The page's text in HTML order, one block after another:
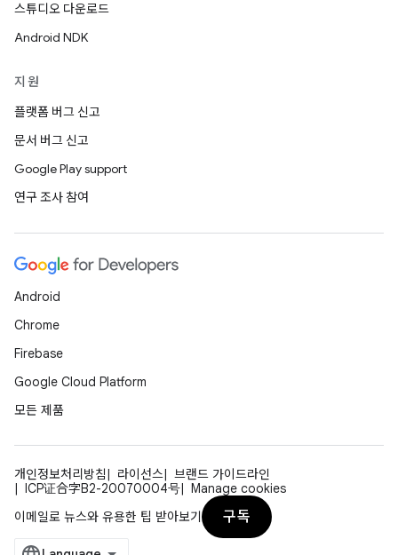
스튜디오 다운로드
Android NDK
지원
플랫폼 버그 신고
문서 버그 신고
Google Play support
연구 조사 참여
Android
Chrome
Firebase
Google Cloud Platform
모든 제품
개인정보처리방침 라이선스
브랜드 가이드라인
ICP证合字B2-20070004号
Manage cookies
이메일로 뉴스와 유용한 팁 받아보기
구독